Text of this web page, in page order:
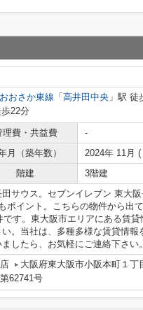
おおさか東線 「 高井田中央 」駅 徒
歩22分
理費・共益費
-
月（築年数）
2024年 11月
階建 3階建
サウス。セブンイレブン 東大阪
ポイント。こちらの物件から出
す。東大阪市エリアにある賃貸
。当社は、多種多様な賃貸情報
したら、お気軽にご連絡下さい。
大阪府東大阪市小阪本町１丁
62741号